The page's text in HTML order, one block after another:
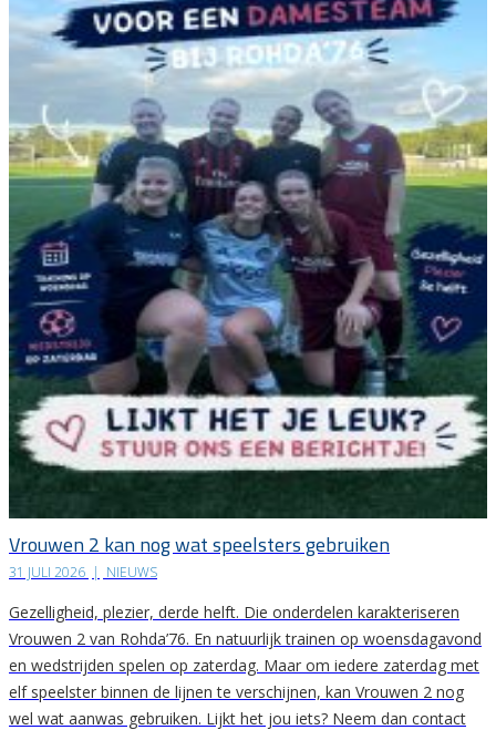
Vrouwen 2 kan nog wat speelsters gebruiken
31 JULI 2026 | NIEUWS
Gezelligheid, plezier, derde helft. Die onderdelen karakteriseren
Vrouwen 2 van Rohda’76. En natuurlijk trainen op woensdagavond
en wedstrijden spelen op zaterdag. Maar om iedere zaterdag met
elf speelster binnen de lijnen te verschijnen, kan Vrouwen 2 nog
wel wat aanwas gebruiken. Lijkt het jou iets? Neem dan contact